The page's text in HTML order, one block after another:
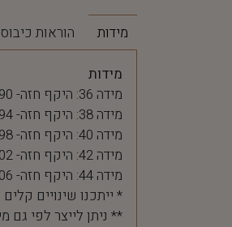
מידות הוראות כיבוס
מידות
מידה 36: היקף חזה- 90 ס"מ, היקף מותן- 68 ס"מ
מידה 38: היקף חזה- 94 ס"מ, היקף מותן- 72 ס"מ
מידה 40: היקף חזה- 98 ס"מ, היקף מותן- 76 ס"מ
מידה 42: היקף חזה- 102 ס"מ, היקף מותן- 80 ס"מ
מידה 44: היקף חזה- 106 ס"מ, היקף מותן- 84 ס"מ
* ייתכנו שינויים
** ניתן לייצר לפי גם